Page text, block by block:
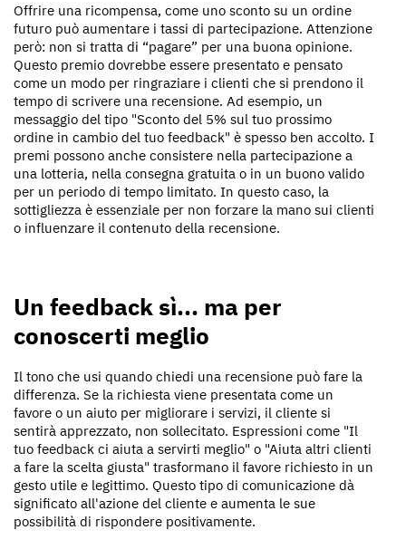
Offrire una ricompensa, come uno sconto su un ordine
futuro può aumentare i tassi di partecipazione. Attenzione
però: non si tratta di “pagare” per una buona opinione.
Questo premio dovrebbe essere presentato e pensato
come un modo per ringraziare i clienti che si prendono il
tempo di scrivere una recensione. Ad esempio, un
messaggio del tipo "Sconto del 5% sul tuo prossimo
ordine in cambio del tuo feedback" è spesso ben accolto. I
premi possono anche consistere nella partecipazione a
una lotteria, nella consegna gratuita o in un buono valido
per un periodo di tempo limitato. In questo caso, la
sottigliezza è essenziale per non forzare la mano sui clienti
o influenzare il contenuto della recensione.
Un feedback sì... ma per
conoscerti meglio
Il tono che usi quando chiedi una recensione può fare la
differenza. Se la richiesta viene presentata come un
favore o un aiuto per migliorare i servizi, il cliente si
sentirà apprezzato, non sollecitato. Espressioni come "Il
tuo feedback ci aiuta a servirti meglio" o "Aiuta altri clienti
a fare la scelta giusta" trasformano il favore richiesto in un
gesto utile e legittimo. Questo tipo di comunicazione dà
significato all'azione del cliente e aumenta le sue
possibilità di rispondere positivamente.